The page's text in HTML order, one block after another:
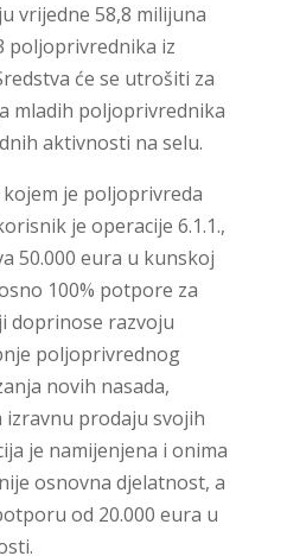
vrijedne 58,8 milijuna
poljoprivrednika iz
će se utrošiti za
mladih poljoprivrednika
aktivnosti na selu.
je poljoprivreda
je operacije 6.1.1.,
50.000 eura u kunskoj
100% potpore za
doprinose razvoju
poljoprivrednog
novih nasada,
prodaju svojih
je namijenjena i onima
osnovna djelatnost, a
od 20.000 eura u